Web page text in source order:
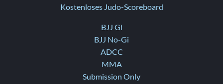
Kostenloses Judo-Scoreboard
BJJ Gi
BJJ No-Gi
ADCC
MMA
Submission Only